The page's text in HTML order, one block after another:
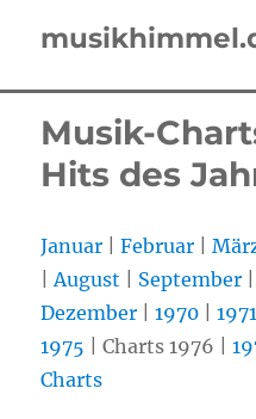
Musik-
Hits des
Januar |Februar |
|August September
Dezember |1970 |1971
1975 | Charts 1976 |
Charts